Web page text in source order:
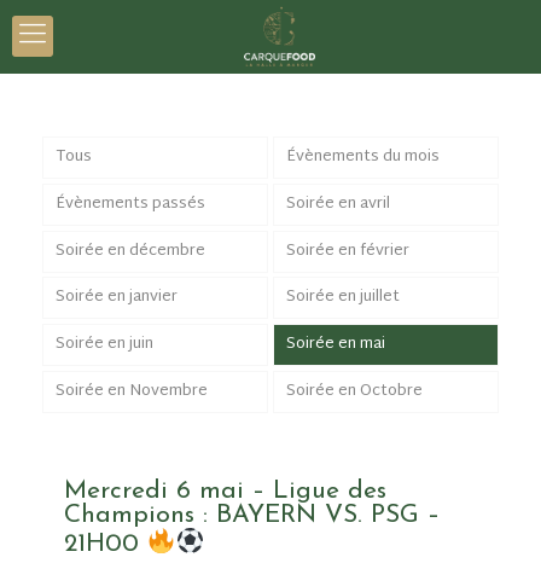
Tous
Évènements du mois
Évènements passés
Soirée en avril
Soirée en décembre
Soirée en février
Soirée en janvier
Soirée en juillet
Soirée en juin
Soirée en mai
Soirée en Novembre
Soirée en Octobre
Mercredi 6 mai – Ligue des
Champions : BAYERN VS. PSG –
21H00